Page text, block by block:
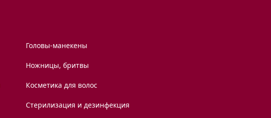
Головы-манекены
Ножницы, бритвы
Косметика для волос
Стерилизация и дезинфекция